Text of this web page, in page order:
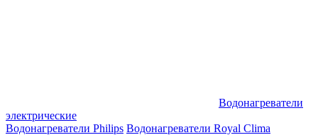
Водонагреватели
электрические
Водонагреватели Philips Водонагреватели Royal Clima